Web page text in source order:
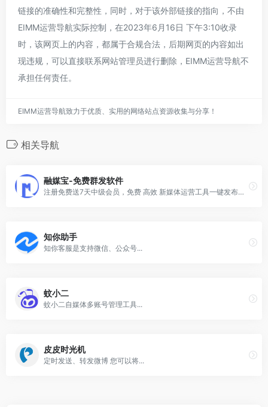
链接的准确性和完整性，同时，对于该外部链接的指向，不由
EIMM运营导航实际控制，在2023年6月16日 下午3:10收录
时，该网页上的内容，都属于合规合法，后期网页的内容如出
现违规，可以直接联系网站管理员进行删除，EIMM运营导航不
承担任何责任。
EIMM运营导航致力于优质、实用的网络站点资源收集与分享！
相关导航
融媒宝-免费群发软件
注册免费送7天中级会员，免费 高效 新媒体运营工具一键发布图文视频至50+平台，多账号管理，企业自媒体运营
知你助手
知你客服是支持微信、公众号...
蚊小二
蚊小二自媒体多账号管理工具...
皮皮时光机
定时发送、转发微博 您可以将...